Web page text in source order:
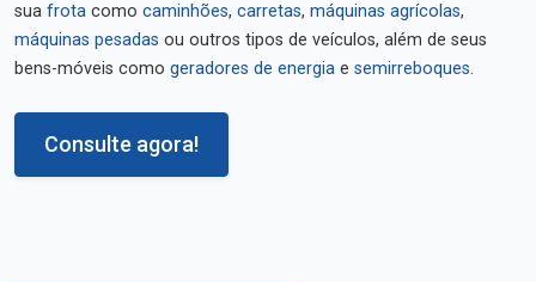
sua frota como caminhões, carretas, máquinas agrícolas,
máquinas pesadas ou outros tipos de veículos, além de seus
bens-móveis como geradores de energia e semirreboques.
Consulte agora!